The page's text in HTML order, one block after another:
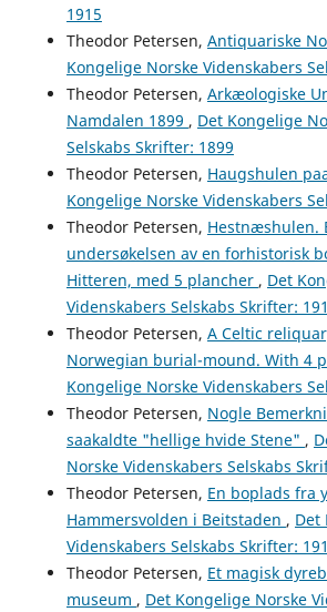
1915
Theodor Petersen, Antiquariske
Kongelige Norske Videnskabers
Theodor Petersen, Arkæologiske
Namdalen 1899 , Det Kongelige
Selskabs Skrifter: 1899
Theodor Petersen, Haugshulen
Kongelige Norske Videnskabers
Theodor Petersen, Hestnæshulen.
undersøkelsen av en forhistorisk
Hitteren, med 5 plancher , Det
Videnskabers Selskabs Skrifter:
Theodor Petersen, A Celtic
Norwegian burial-mound. With 4
Kongelige Norske Videnskabers
Theodor Petersen, Nogle
saakaldte "hellige hvide Stene" ,
Norske Videnskabers Selskabs
Theodor Petersen, En boplads fra
Hammersvolden i Beitstaden , Det
Videnskabers Selskabs Skrifter:
Theodor Petersen, Et magisk
museum , Det Kongelige Norske